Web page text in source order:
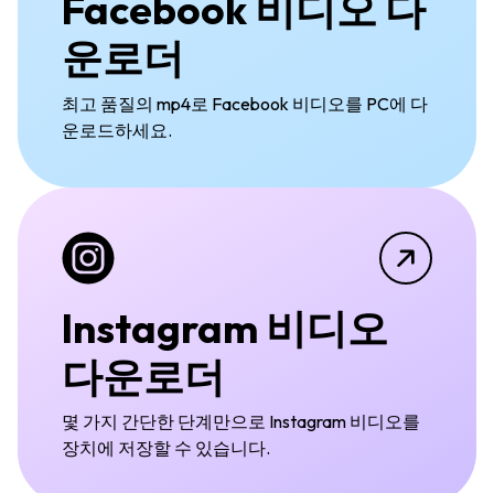
운로더
최고 품질의 mp4로 Facebook 비디오를 PC에 다
운로드하세요.
Instagram 비디오
다운로더
몇 가지 간단한 단계만으로 Instagram 비디오를
장치에 저장할 수 있습니다.